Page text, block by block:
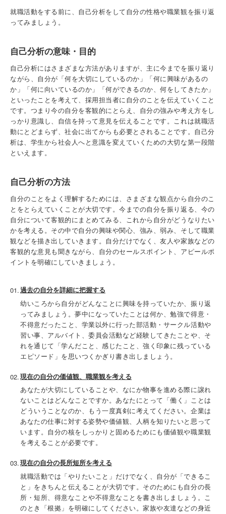
5. 遠隔授業リンク集
就職活動をする前に、自己分析をして自分の性格や職業観を振り返
ってみましょう。
自己分析の意味・目的
自己分析にはさまざまな方法がありますが、主に今までを振り返り
ながら、自分が「何を大切にしているのか」「何に興味があるの
か」「何に向いているのか」「何ができるのか、何をしてきたか」
といったことを考えて、採用担当者に自分のことを伝えていくこと
です。つまり今の自分を客観的にとらえ、自分の強みや考え方をし
っかり意識し、自信を持って意見を伝えることです。これは就職活
動にとどまらず、社会に出てからも必要とされることです。自己分
析は、学生から社会人へと意識を変えていくための大切な第一段階
といえます。
自己分析の方法
自分のことをよく理解するためには、さまざまな観点から自分のこ
とをとらえていくことが大切です。今までの自分を振り返る、今の
自分について客観的にまとめてみる、これから自分がどうなりたい
かを考える。その中で自分の興味や関心、強み、弱み、そして職業
観などを描き出していきます。自分だけでなく、友人や家族などの
客観的な意見も聞きながら、自分のセールスポイント、アピールポ
イントを明確にしていきましょう。
過去の自分を詳細に把握する
幼いころから自分がどんなことに興味を持っていたか、振り返
ってみましょう。夢中になっていたことは何か、勉強で得意・
不得意だったこと、学業以外に行った部活動・サークル活動や
習い事、アルバイト、委員会活動など経験してきたことや、そ
れを通じて「学んだこと、感じたこと、強く印象に残っている
エピソード」を思いつくかぎり書き出しましょう。
現在の自分の価値観、職業観を考える
あなたが大切にしていることや、なにか物事を進める際に譲れ
ないことはどんなことですか。あなたにとって「働く」ことは
どういうことなのか、もう一度真剣に考えてください。企業は
あなたの仕事に対する姿勢や価値観、人柄を知りたいと思って
います。自分の核をしっかりと固めるためにも価値観や職業観
を考えることが必要です。
現在の自分の長所短所を考える
就職活動では「やりたいこと」だけでなく、自分が「できるこ
と」をきちんと伝えることが大切です。そのためにも自分の長
所・短所、得意なことや不得意なことを書き出しましょう。こ
のとき「根拠」を明確にしてください。家族や友達などの身近